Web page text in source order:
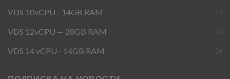
VDS 10vCPU - 14GB RAM (1)
VDS 12vCPU — 28GB RAM (1)
VDS 14 vCPU - 14GB RAM (3)